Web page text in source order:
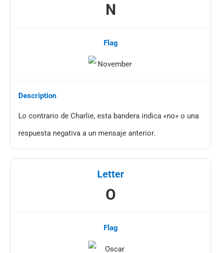
N
Lo contrario de Charlie, esta bandera indica «no» o una
respuesta negativa a un mensaje anterior.
O